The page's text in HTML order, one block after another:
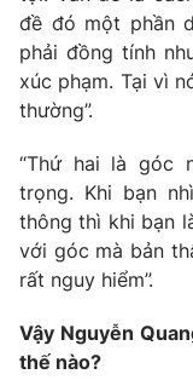
THỜI BÁO VTV
Theo dõi báo trên
Cơ quan chủ quản:
Giấy phép hoạt
cấp ngày 29/12/2023
đề đó một phần
phải đồng tính
xúc phạm. Tại vì
thường”.
“Thứ hai là góc
trọng. Khi bạn
thông thì khi bạn
với góc mà bản
rất nguy hiểm”.
Vậy Nguyễn
thế nào?